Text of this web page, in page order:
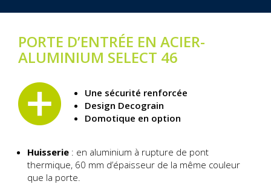
PORTE D’ENTRÉE EN ACIER-
ALUMINIUM SELECT 46
Une sécurité renforcée
Design Decograin
Domotique en option
Huisserie : en aluminium à rupture de pont
thermique, 60 mm d’épaisseur de la même couleur
que la porte.